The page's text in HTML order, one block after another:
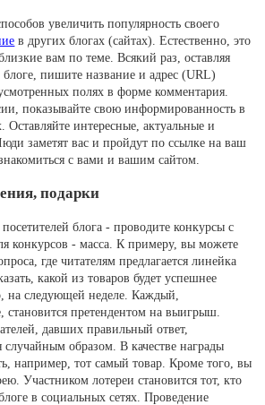
увеличить популярность своего
в других блогах (сайтах). Естественно, это
вам по теме. Всякий раз, оставляя
пишите название и адрес (URL)
полях в форме комментария.
показывайте свою информированность в
Оставляйте интересные, актуальные и
заметят вас и пройдут по ссылке на ваш
с вами и вашим сайтом.
подарки
посетителей блога - проводите конкурсы с
конкурсов - масса. К примеру, вы можете
где читателям предлагается линейка
какой из товаров будет успешнее
на следующей неделе. Каждый,
претендентом на выигрыш.
давших правильный ответ,
случайным образом. В качестве награды
например, тот самый товар. Кроме того, вы
Участником лотереи становится тот, кто
в социальных сетях. Проведение